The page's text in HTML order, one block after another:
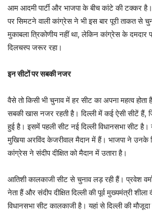
आम आदमी पार्टी और भाजपा के बीच कांटे की टक्कर
पर सिमटने वाली कांग्रेस ने भी इस बार पूरी ताकत से
मुकाबला त्रिकोणीय नहीं था, लेकिन कांग्रेस के दमदार
दिलचस्प जरूर रहा।
इन सीटों पर सबकी नजर
वैसे तो किसी भी चुनाव में हर सीट का अपना महत्व होता
सबकी खास नजर रहती है। दिल्ली में कई ऐसी सीटें हैं,
हुई है। इसमें पहली सीट नई दिल्ली विधानसभा सीट
मुखिया अरविंद केजरीवाल मैदान में हैं। भाजपा ने उनके
कांग्रेस ने संदीप दीक्षित को मैदान में उतारा है।
आतिशी कालकाजी सीट से चुनाव लड़ रही हैं। प्रवेश
नेता हैं और संदीप दीक्षित दिल्ली की पूर्व मुख्यमंत्री
विधानसभा सीट कालकाजी है। यहां से दिल्ली की